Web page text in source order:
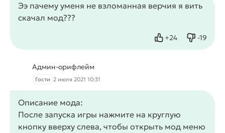
Ээ пачему уменя не взломанная верчия я вить
скачал мод???
+24
Нравится -19
Не
Админ-орифлейм
Гости 2 июля 2021 10:31
Описание мода:
После запуска игры нажмите на круглую
кнопку вверху слева, чтобы открыть мод меню